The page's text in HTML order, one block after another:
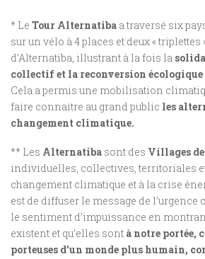
* Le Tour Alternatiba a traversé six
sur un vélo à 4 places et deux « triplettes
d’Alternatiba, illustrant à la fois la
collectif et la reconversion écologique
Cela a permis une mobilisation
faire connaitre au grand public les
changement climatique.
** Les Alternatiba sont des Villages
individuelles, collectives, territoriales
changement climatique et à la crise
est de diffuser le message de l’urgence
le sentiment d’impuissance en
existent et qu’elles sont à notre portée,
porteuses d’un monde plus humain,